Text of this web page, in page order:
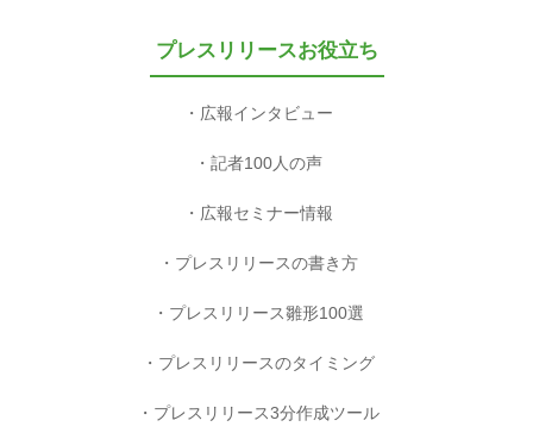
プレスリリースお役立ち
広報インタビュー
記者100人の声
広報セミナー情報
プレスリリースの書き方
プレスリリース雛形100選
プレスリリースのタイミング
プレスリリース3分作成ツール